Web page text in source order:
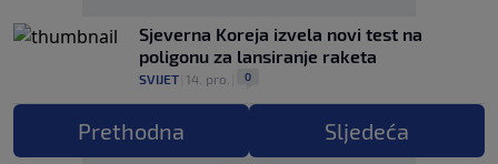
Sjeverna Koreja izvela novi test na
poligonu za lansiranje raketa
SVIJET 14. pro. 0
Prethodna Sljedeća